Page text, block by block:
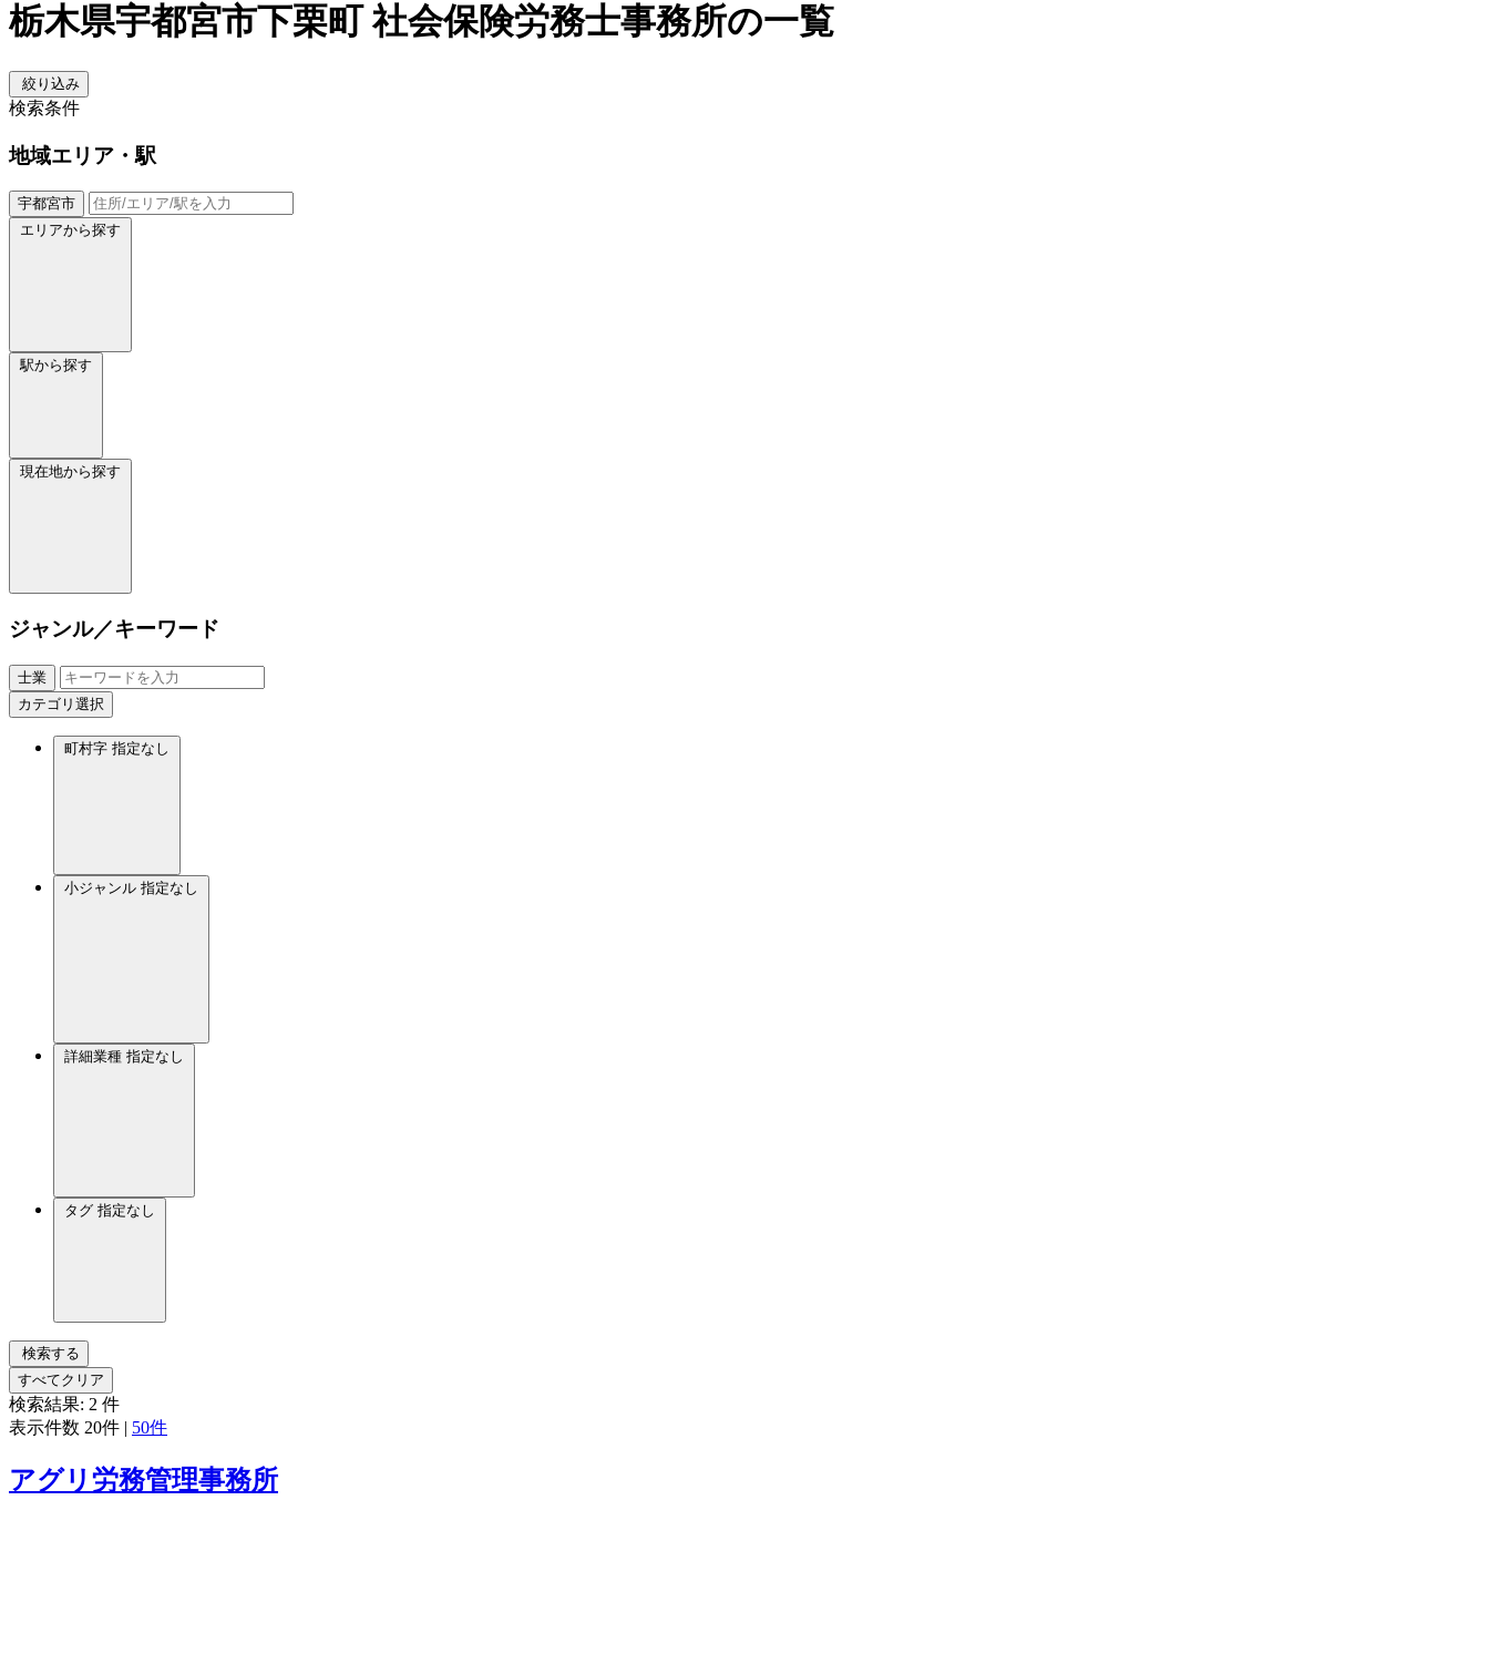
栃木県宇都宮市下栗町 社会保険労務士事務所の一覧
絞り込み
検索条件
地域エリア・駅
宇都宮市
エリアから探す
駅から探す
現在地から探す
ジャンル／キーワード
士業
カテゴリ選択
町村字 指定なし
小ジャンル 指定なし
詳細業種 指定なし
タグ 指定なし
検索する
すべてクリア
検索結果: 2 件
表示件数 20件 | 50件
アグリ労務管理事務所